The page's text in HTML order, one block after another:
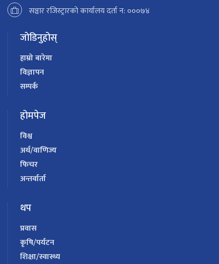
सञ्चार रजिस्ट्रारको कार्यालय दर्ता न: ०००७४
जोडिनुहोस्
हाम्रो बारेमा
विज्ञापन
सम्पर्क
होमपेज
विश्व
अर्थ/वाणिज्य
फिचर
अन्तर्वार्ता
थप
प्रवास
कृषि/पर्यटन
शिक्षा/स्वास्थ्य